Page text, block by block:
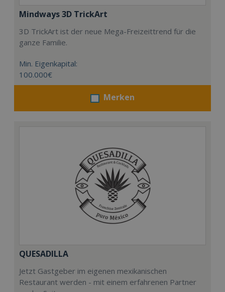
Mindways 3D TrickArt
3D TrickArt ist der neue Mega-Freizeittrend für die
ganze Familie.
Min. Eigenkapital:
100.000€
Merken
QUESADILLA
Jetzt Gastgeber im eigenen mexikanischen
Restaurant werden - mit einem erfahrenen Partner